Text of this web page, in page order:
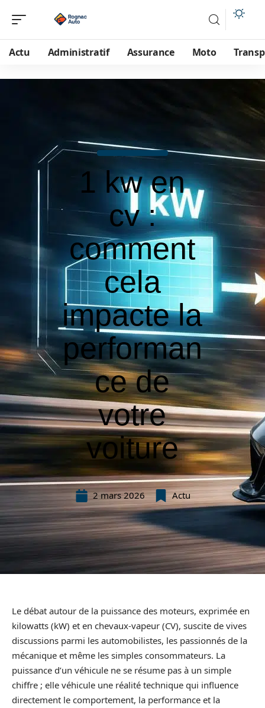
Actu Administratif Assurance Moto
1 kw en
cv :
comment
cela
impacte la
performan
ce de
votre
voiture
2 mars 2026 Actu
Le débat autour de la puissance des moteurs, exprimée en
kilowatts (kW) et en chevaux-vapeur (CV), suscite de vives
discussions parmi les automobilistes, les passionnés de la
mécanique et même les simples consommateurs. La
puissance d’un véhicule ne se résume pas à un simple
chiffre ; elle véhicule une réalité technique qui influence
directement le comportement, la performance et la